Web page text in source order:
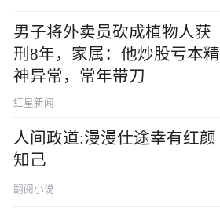
男子将外卖员砍成植物人获
刑8年，家属：他炒股亏本精
神异常，常年带刀
红星新闻
人间政道:漫漫仕途幸有红颜
知己
翻阅小说